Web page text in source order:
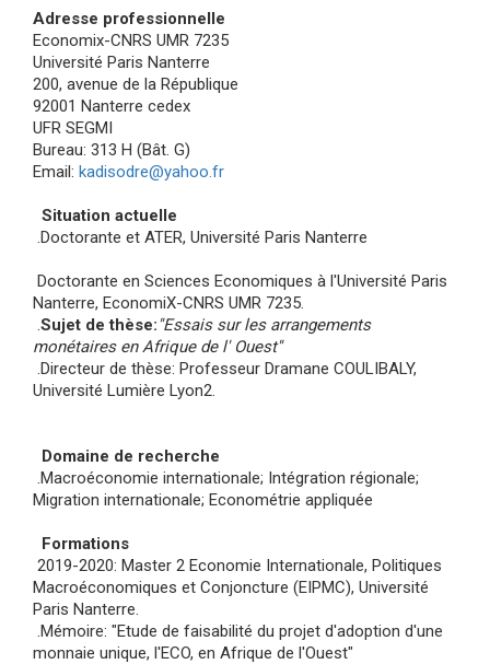
Adresse professionnelle
Economix-CNRS UMR 7235
Université Paris Nanterre
200, avenue de la République
92001 Nanterre cedex
UFR SEGMI
Bureau: 313 H (Bât. G)
Email: kadisodre@yahoo.fr
Situation actuelle
.Doctorante et ATER, Université Paris Nanterre
Doctorante en Sciences Economiques à l'Université Paris
Nanterre, EconomiX-CNRS UMR 7235.
.Sujet de thèse: ''Essais sur les arrangements
monétaires en Afrique de l' Ouest''
.Directeur de thèse: Professeur Dramane COULIBALY,
Université Lumière Lyon2.
Domaine de recherche
.Macroéconomie internationale; Intégration régionale;
Migration internationale; Econométrie appliquée
Formations
2019-2020: Master 2 Economie Internationale, Politiques
Macroéconomiques et Conjoncture (EIPMC), Université
Paris Nanterre.
.Mémoire: "Etude de faisabilité du projet d'adoption d'une
monnaie unique, l'ECO, en Afrique de l'Ouest"